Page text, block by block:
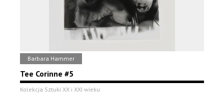
Barbara Hammer
Tee Corinne #5
Kolekcja Sztuki XX i XXI wieku